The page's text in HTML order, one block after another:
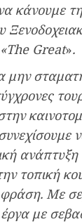
κάνουμε
Great».
μην
τοπική
Με
έργα με